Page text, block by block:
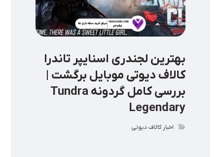
بهترین لجندری اسنایپر تاندرا
کالاف دیوتی موبایل برگشت |
بررسی کامل گردونه Tundra
Legendary
اخبار کالاف دیوتی